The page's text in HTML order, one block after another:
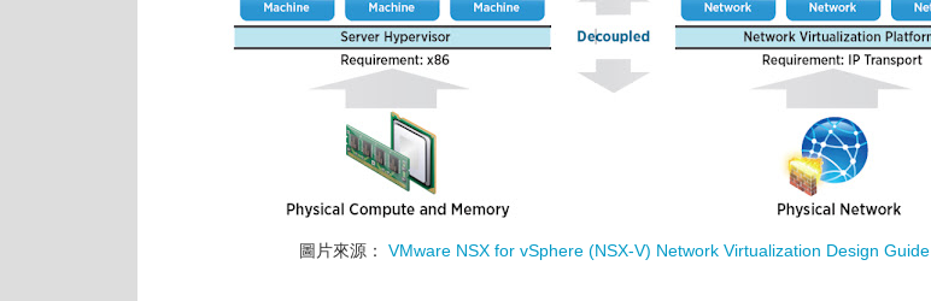
圖片來源： VMware NSX for vSphere (NSX-V) Network Virtualization Design Guide